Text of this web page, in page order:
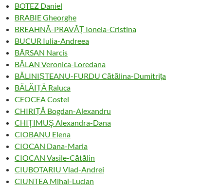
BOTEZ Daniel
BRABIE Gheorghe
BREAHNĂ-PRAVĂȚ Ionela-Cristina
BUCUR Iulia-Andreea
BÂRSAN Narcis
BĂLAN Veronica-Loredana
BĂLINIȘTEANU-FURDU Cătălina-Dumitrița
BĂLĂIȚĂ Raluca
CEOCEA Costel
CHIRIȚĂ Bogdan-Alexandru
CHIŢIMUŞ Alexandra-Dana
CIOBANU Elena
CIOCAN Dana-Maria
CIOCAN Vasile-Cătălin
CIUBOTARIU Vlad-Andrei
CIUNTEA Mihai-Lucian